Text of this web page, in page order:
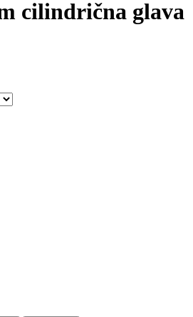
cilindrična glava